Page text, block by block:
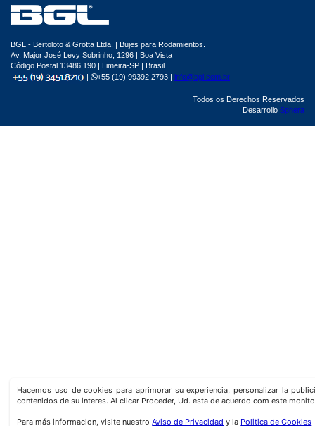
Hacemos uso de cookies para aprimorar su experiencia, personalizar la
contenidos de su interes. Al clicar Proceder, Ud. esta de acuerdo com este
Para más informacion, visite nuestroAviso de Privacidad y la Politica de Cookies
BGL - Bertoloto & Grotta Ltda. | Bujes para Rodamientos.
Av. Major José Levy Sobrinho, 1296 | Boa Vista
Código Postal 13486.190 | Limeira-SP | Brasil
|
+55 (19) 99392.2793 | info@bgl.com.br
Todos os Derechos Reservados
Desarrollo Sphera